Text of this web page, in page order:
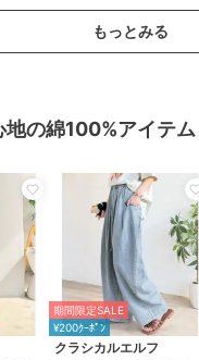
もっとみる
地の綿100%アイテム
期間限定SALE
¥200ｸｰﾎﾟﾝ
クラシカルエルフ